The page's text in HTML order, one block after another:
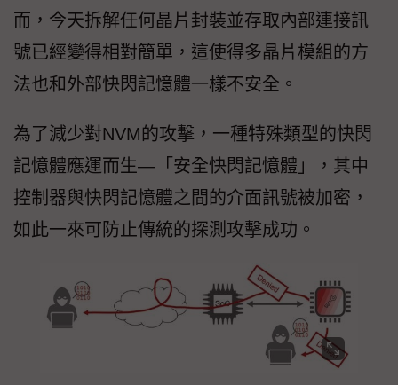
而，今天拆解任何晶片封裝並存取內部連接訊
號已經變得相對簡單，這使得多晶片模組的方
法也和外部快閃記憶體一樣不安全。
為了減少對NVM的攻擊，一種特殊類型的快閃
記憶體應運而生—「安全快閃記憶體」，其中
控制器與快閃記憶體之間的介面訊號被加密，
如此一來可防止傳統的探測攻擊成功。